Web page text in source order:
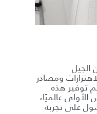
الجيل
ومصادر
توفير هذه
عالميًا،
على تجربة